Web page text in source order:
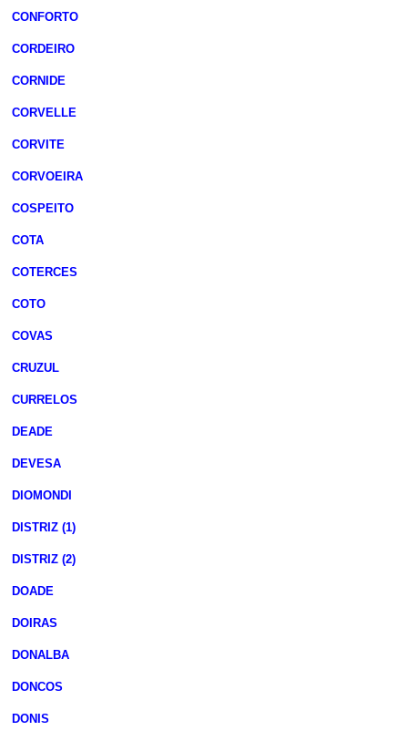
CONFORTO
CORDEIRO
CORNIDE
CORVELLE
CORVITE
CORVOEIRA
COSPEITO
COTA
COTERCES
COTO
COVAS
CRUZUL
CURRELOS
DEADE
DEVESA
DIOMONDI
DISTRIZ (1)
DISTRIZ (2)
DOADE
DOIRAS
DONALBA
DONCOS
DONIS